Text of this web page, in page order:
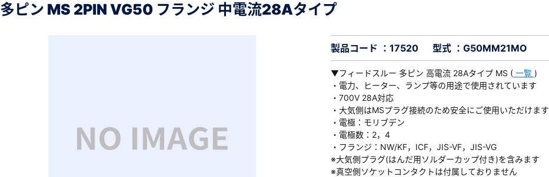
多ピン MS 2PIN VG50 フランジ 中電流28Aタイプ
製品コード ：17520 型式 ：G50MM21MO
▼フィードスルー 多ピン 高電流 28Aタイプ MS (一覧 )
・電力、ヒーター、ランプ等の用途で使用されています
・700V 28A対応
・大気側はMSプラグ接続のため安全にご使用いただけます
・電極：モリブデン
・電極数：2，4
・フランジ：NW/KF，ICF，JIS-VF，JIS-VG
※大気側プラグ(はんだ用ソルダーカップ付き)を含みます
※真空側ソケットコンタクトは付属しておりません
多ピン MS 2PIN VG50 フランジ 中電流28Aタイプ
ダウンロードする